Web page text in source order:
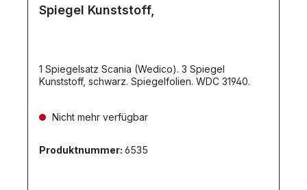
Spiegel Kunststoff,
1 Spiegelsatz Scania (Wedico). 3 Spiegel
Kunststoff, schwarz. Spiegelfolien. WDC 31940.
Nicht mehr verfügbar
Produktnummer: 6535